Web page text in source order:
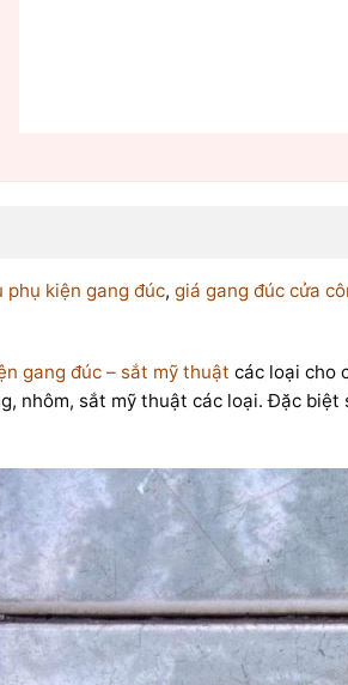
phụ kiện gang đúc, giá gang đúc cửa
gang đúc – sắt mỹ thuật các loại cho
nhôm, sắt mỹ thuật các loại. Đặc